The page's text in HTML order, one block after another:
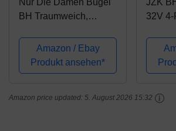
Nur Die Damen Bügel
BH Traumweich,
Schwarz (schwarz 94)
Amazon / Ebay
Produkt ansehen*
JZK
32V 4-
10
Amazon price updated: 5. August 2026 15:32